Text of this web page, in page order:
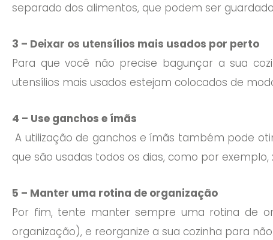
separado dos alimentos, que podem ser
3 – Deixar os utensílios mais usados por perto
Para que você não precise bagunçar a sua
utensílios mais usados estejam colocados de
4 – Use ganchos e ímãs
A utilização de ganchos e ímãs também pode
que são usadas todos os dias, como por
5 – Manter uma rotina de organização
Por fim, tente manter sempre uma rotina de
organização), e reorganize a sua cozinha para